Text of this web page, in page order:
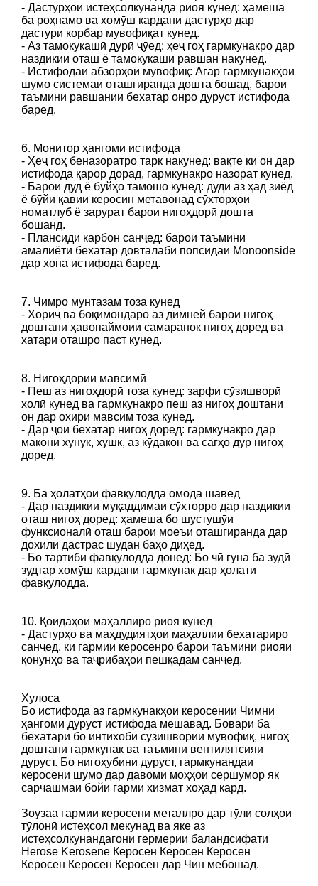
- Дастурҳои истеҳсолкунанда риоя кунед: ҳамеша
ба роҳнамо ва хомӯш кардани дастурҳо дар
дастури корбар мувофиқат кунед.
- Аз тамокукашӣ дурӣ ҷӯед: ҳеҷ гоҳ гармкунакро дар
наздикии оташ ё тамокукашӣ равшан накунед.
- Истифодаи абзорҳои мувофиқ: Агар гармкунакҳои
шумо системаи оташгиранда дошта бошад, барои
таъмини равшании бехатар онро дуруст истифода
баред.
6. Монитор ҳангоми истифода
- Ҳеҷ гоҳ беназоратро тарк накунед: вақте ки он дар
истифода қарор дорад, гармкунакро назорат кунед.
- Барои дуд ё бӯйҳо тамошо кунед: дуди аз ҳад зиёд
ё бӯйи қавии керосин метавонад сӯхторҳои
номатлуб ё зарурат барои нигоҳдорӣ дошта
бошанд.
- Плансиди карбон санҷед: барои таъмини
амалиёти бехатар довталаби попсидаи Monoonside
дар хона истифода баред.
7. Чимро мунтазам тоза кунед
- Хориҷ ва боқимондаро аз димней барои нигоҳ
доштани ҳавопаймоии самаранок нигоҳ доред ва
хатари оташро паст кунед.
8. Нигоҳдории мавсимӣ
- Пеш аз нигоҳдорӣ тоза кунед: зарфи сӯзишворӣ
холӣ кунед ва гармкунакро пеш аз нигоҳ доштани
он дар охири мавсим тоза кунед.
- Дар ҷои бехатар нигоҳ доред: гармкунакро дар
макони хунук, хушк, аз кӯдакон ва сагҳо дур нигоҳ
доред.
9. Ба ҳолатҳои фавқулодда омода шавед
- Дар наздикии муқаддимаи сӯхторро дар наздикии
оташ нигоҳ доред: ҳамеша бо шустушӯи
функсионалӣ оташ барои моеъи оташгиранда дар
дохили дастрас шудан баҳо диҳед.
- Бо тартиби фавқулодда донед: Бо чӣ гуна ба зудӣ
зудтар хомӯш кардани гармкунак дар ҳолати
фавқулодда.
10. Қоидаҳои маҳаллиро риоя кунед
- Дастурҳо ва маҳдудиятҳои маҳаллии бехатариро
санҷед, ки гармии керосенро барои таъмини риояи
қонунҳо ва таҷрибаҳои пешқадам санҷед.
Хулоса
Бо истифода аз гармкунакҳои керосении Чимни
ҳангоми дуруст истифода мешавад. Боварӣ ба
бехатарӣ бо интихоби сӯзишвории мувофиқ, нигоҳ
доштани гармкунак ва таъмини вентилятсияи
дуруст. Бо нигоҳубини дуруст, гармкунандаи
керосени шумо дар давоми моҳҳои сершумор як
сарчашмаи бойи гармӣ хизмат хоҳад кард.
Зоузаа гармии керосени металлро дар тӯли солҳои
тӯлонӣ истеҳсол мекунад ва яке аз
истеҳсолкунандагони гермерии баландсифати
Herose Kerosene Керосен Керосен Керосен
Керосен Керосен Керосен дар Чин мебошад.